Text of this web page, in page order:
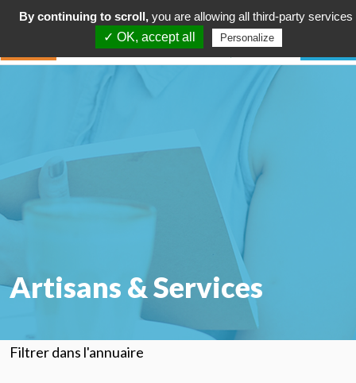
Artisans & Services
Filtrer dans l'annuaire
By continuing to scroll, you are allowing all third-party services
✓ OK, accept all
Personalize